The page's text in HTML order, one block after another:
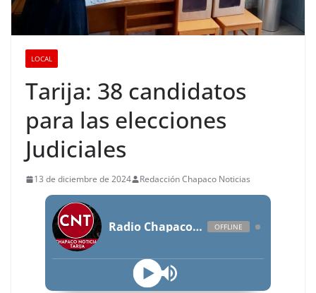
LOCAL
Tarija: 38 candidatos
para las elecciones
Judiciales
13 de diciembre de 2024 Redacción Chapaco Noticias
Radio Chapaco Noticias Las 24 horas en vivo OFFLINE